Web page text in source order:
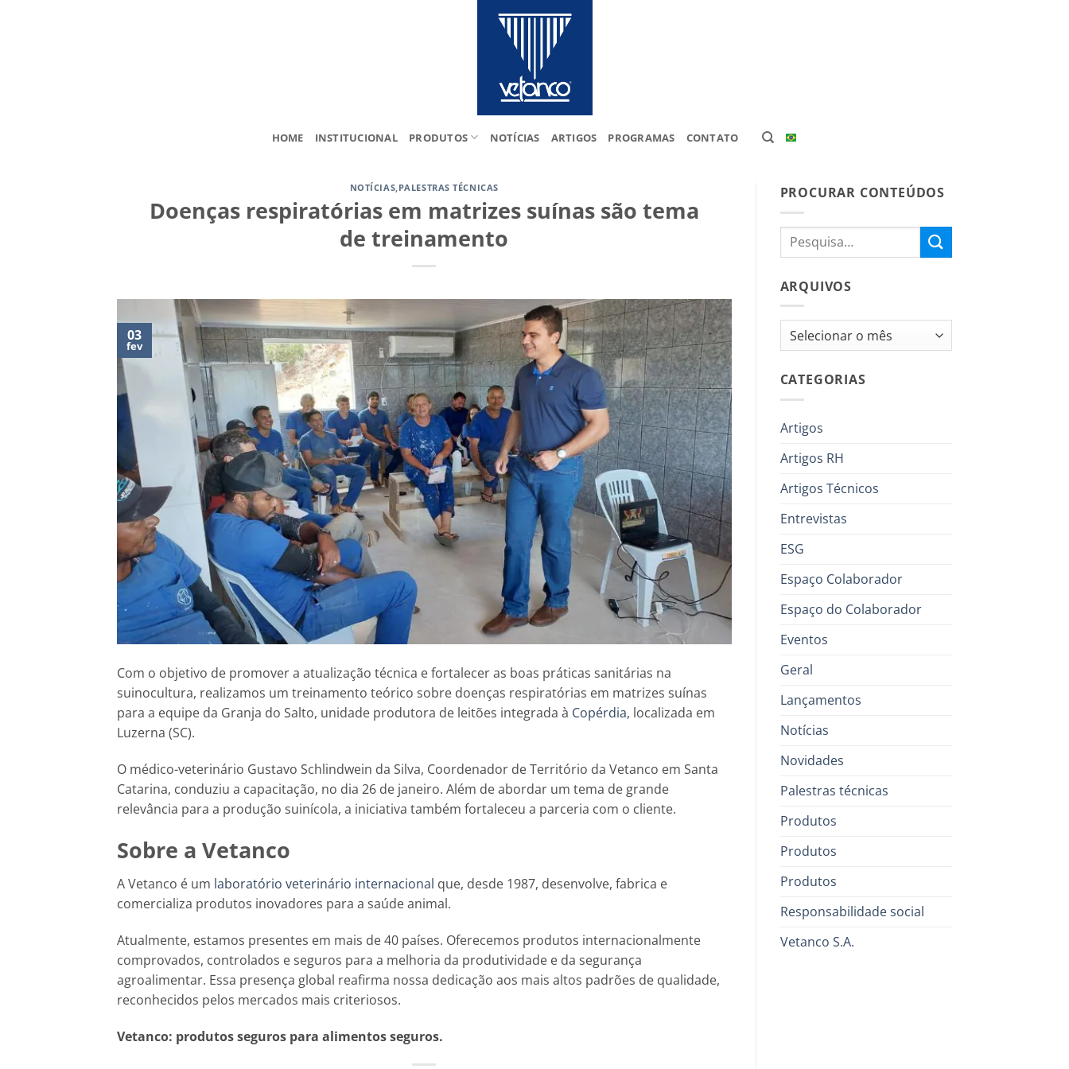
HOME INSTITUCIONAL PRODUTOS NOTÍCIAS ARTIGOS PROGRAMAS CONTATO
NOTÍCIAS,PALESTRAS TÉCNICAS
Doenças respiratórias em matrizes suínas são tema
de treinamento
03
fev
Com o objetivo de promover a atualização técnica e fortalecer as boas práticas sanitárias na
suinocultura, realizamos um treinamento teórico sobre doenças respiratórias em matrizes suínas
para a equipe da Granja do Salto, unidade produtora de leitões integrada à Copérdia, localizada em
Luzerna (SC).
O médico-veterinário Gustavo Schlindwein da Silva, Coordenador de Território da Vetanco em Santa
Catarina, conduziu a capacitação, no dia 26 de janeiro. Além de abordar um tema de grande
relevância para a produção suinícola, a iniciativa também fortaleceu a parceria com o cliente.
Sobre a Vetanco
A Vetanco é um laboratório veterinário internacional que, desde 1987, desenvolve, fabrica e
comercializa produtos inovadores para a saúde animal.
Atualmente, estamos presentes em mais de 40 países. Oferecemos produtos internacionalmente
comprovados, controlados e seguros para a melhoria da produtividade e da segurança
agroalimentar. Essa presença global reafirma nossa dedicação aos mais altos padrões de qualidade,
reconhecidos pelos mercados mais criteriosos.
Vetanco: produtos seguros para alimentos seguros.
PROCURAR CONTEÚDOS
ARQUIVOS
Arquivos
CATEGORIAS
Artigos
Artigos RH
Artigos Técnicos
Entrevistas
ESG
Espaço Colaborador
Espaço do Colaborador
Eventos
Geral
Lançamentos
Notícias
Novidades
Palestras técnicas
Produtos
Produtos
Produtos
Responsabilidade social
Vetanco S.A.